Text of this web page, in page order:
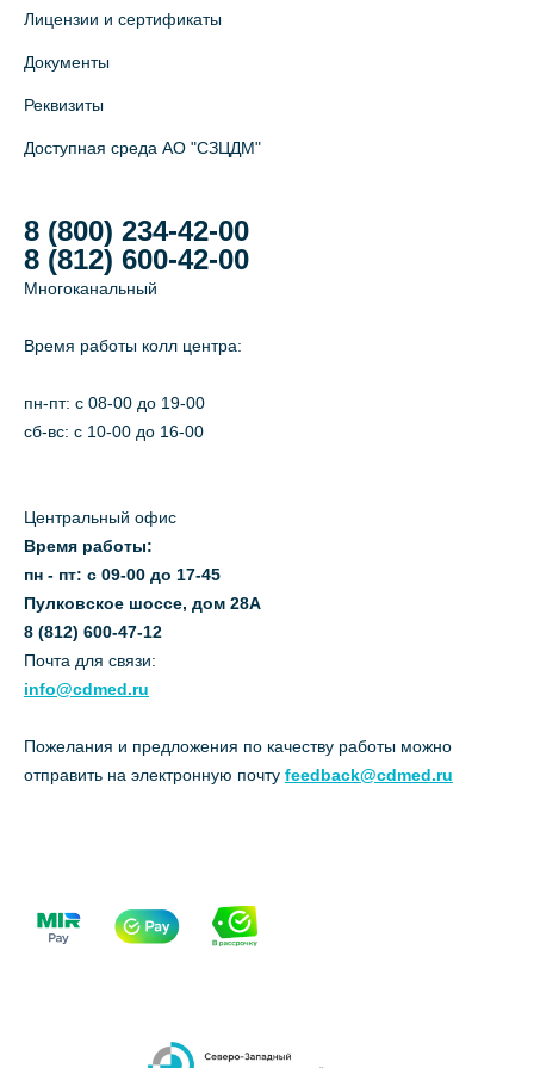
Лицензии и сертификаты
Документы
Реквизиты
Доступная среда АО "СЗЦДМ"
8 (800) 234-42-00
8 (812) 600-42-00
Многоканальный
Время работы колл центра:
пн-пт: c 08-00 до 19-00
сб-вс: с 10-00 до 16-00
Центральный офис
Время работы:
пн - пт: с 09-00 до 17-45
Пулковское шоссе, дом 28А
8 (812) 600-47-12
Почта для связи:
info@cdmed.ru
Пожелания и предложения по качеству работы можно
отправить на электронную почту feedback@cdmed.ru